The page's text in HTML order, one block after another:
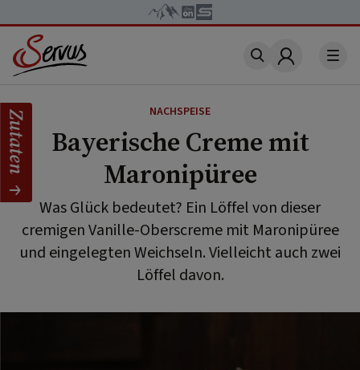
Account
NACHSPEISE
Bayerische Creme mit
Maronipüree
Was Glück bedeutet? Ein Löffel von dieser
cremigen Vanille-Oberscreme mit Maronipüree
und eingelegten Weichseln. Vielleicht auch zwei
Löffel davon.
Zutaten